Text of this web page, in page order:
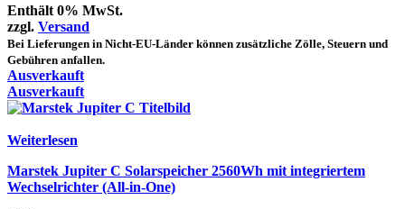
Enthält 0% MwSt.
zzgl. Versand
Bei Lieferungen in Nicht-EU-Länder können zusätzliche Zölle, Steuern und
Gebühren anfallen.
Ausverkauft
Ausverkauft
Weiterlesen
Marstek Jupiter C Solarspeicher 2560Wh mit integriertem
Wechselrichter (All-in-One)